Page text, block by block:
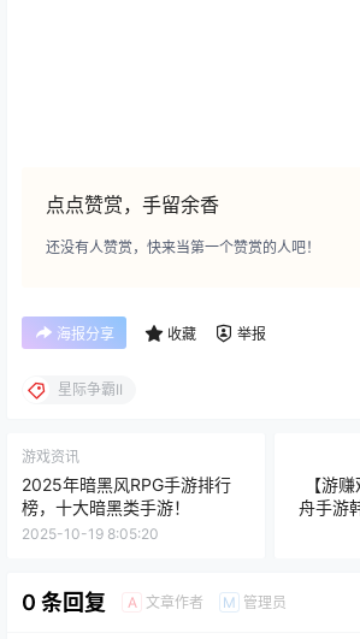
点点赞赏，手留余香
还没有人赞赏，快来当第一个赞赏的人吧！
海报分享 收藏 举报
星际争霸II
游戏资讯
2025年暗黑风RPG手游排行
榜，十大暗黑类手游！
2025-10-19 8:05:20
【游
舟手游
元
0 条回复 A 文章作者 M 管理员